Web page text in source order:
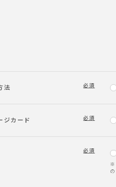
法 必須
ジカード 必須
必須
※